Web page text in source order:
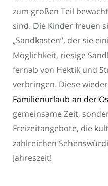
zum großen Teil
sind. Die Kinder freuen
„Sandkasten“, der sie
Möglichkeit, riesige
fernab von Hektik und
verbringen. Diese
Familienurlaub an der
gemeinsame Zeit,
Freizeitangebote, die
zahlreichen
Jahreszeit!